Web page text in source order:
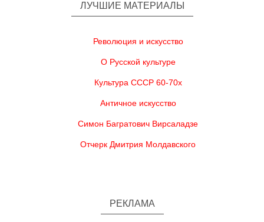
ЛУЧШИЕ МАТЕРИАЛЫ
Революция и искусство
О Русской культуре
Культура СССР 60-70х
Античное искусство
Симон Багратович Вирсаладзе
Отчерк Дмитрия Молдавского
РЕКЛАМА